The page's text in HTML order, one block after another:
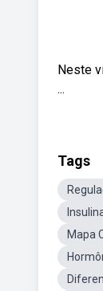
Neste
...
Tags
Mapa